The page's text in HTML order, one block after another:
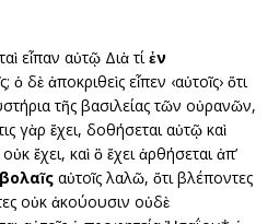
εἶπαν αὐτῷ Διὰ τίἐν
ὁ δὲ ἀποκριθεὶς εἶπεν ‹αὐτοῖς› ὅτι
τῆς βασιλείας τῶν οὐρανῶν,
γὰρ ἔχει, δοθήσεται αὐτῷ καὶ
ἔχει, καὶ ὃ ἔχει ἀρθήσεται ἀπ’
αὐτοῖς λαλῶ, ὅτι βλέποντες
οὐκ ἀκούουσιν οὐδὲ